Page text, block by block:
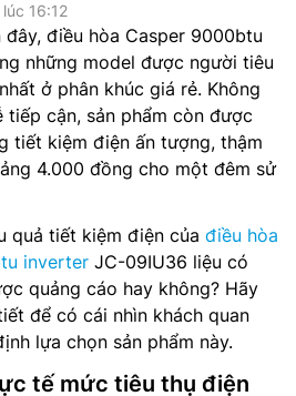
16:12
đây, điều hòa Casper 9000btu
những model được người tiêu
ở phân khúc giá rẻ. Không
cận, sản phẩm còn được
tiết kiệm điện ấn tượng, thậm
4.000 đồng cho một đêm sử
quả tiết kiệm điện của điều hòa
inverter JC-09IU36 liệu có
quảng cáo hay không? Hãy
để có cái nhìn khách quan
lựa chọn sản phẩm này.
tế mức tiêu thụ điện